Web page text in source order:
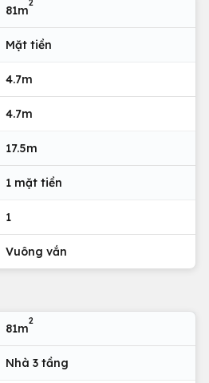
81m
Mặt tiền
4.7m
4.7m
17.5m
1 mặt tiền
1
Vuông vắn
81m
2
Nhà 3 tầng